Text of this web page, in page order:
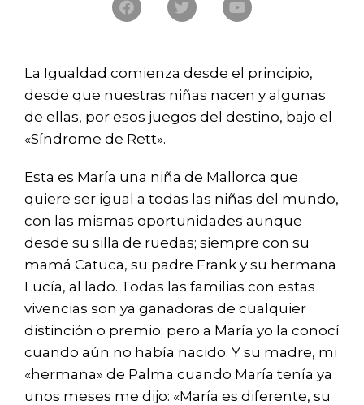
La Igualdad comienza desde el principio,
desde que nuestras niñas nacen y algunas
de ellas, por esos juegos del destino, bajo el
«Síndrome de Rett».
Esta es María una niña de Mallorca que
quiere ser igual a todas las niñas del mundo,
con las mismas oportunidades aunque
desde su silla de ruedas; siempre con su
mamá Catuca, su padre Frank y su hermana
Lucía, al lado. Todas las familias con estas
vivencias son ya ganadoras de cualquier
distinción o premio; pero a María yo la conocí
cuando aún no había nacido. Y su madre, mi
«hermana» de Palma cuando María tenía ya
unos meses me dijo: «María es diferente, su